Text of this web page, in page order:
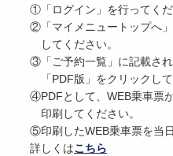
①「ログイン」を行ってくだ
②「マイメニュートップへ」
してください。
③「ご予約一覧」に記載され
「PDF版」をクリックして
④PDFとして、WEB乗車票が
印刷してください。
⑤印刷したWEB乗車票を当日
詳しくはこちら